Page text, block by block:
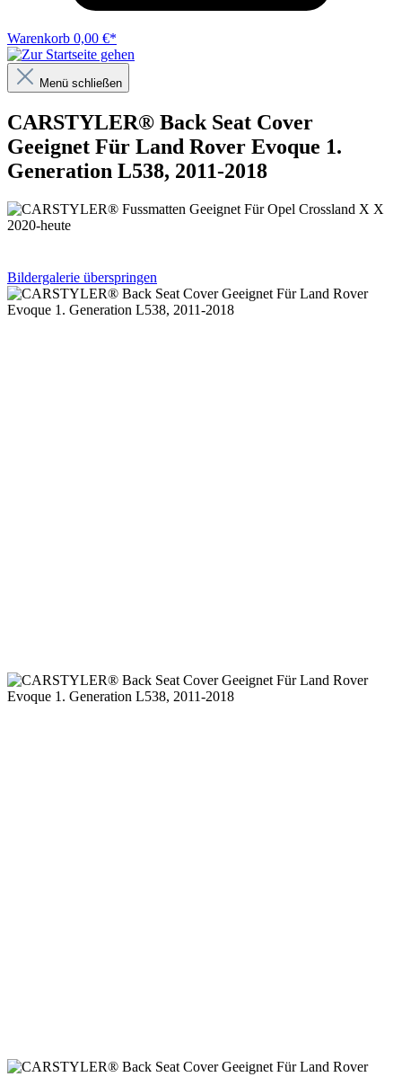
Warenkorb 0,00 €*
Menü schließen
CARSTYLER® Back Seat Cover
Geeignet Für Land Rover Evoque 1.
Generation L538, 2011-2018
Bildergalerie überspringen